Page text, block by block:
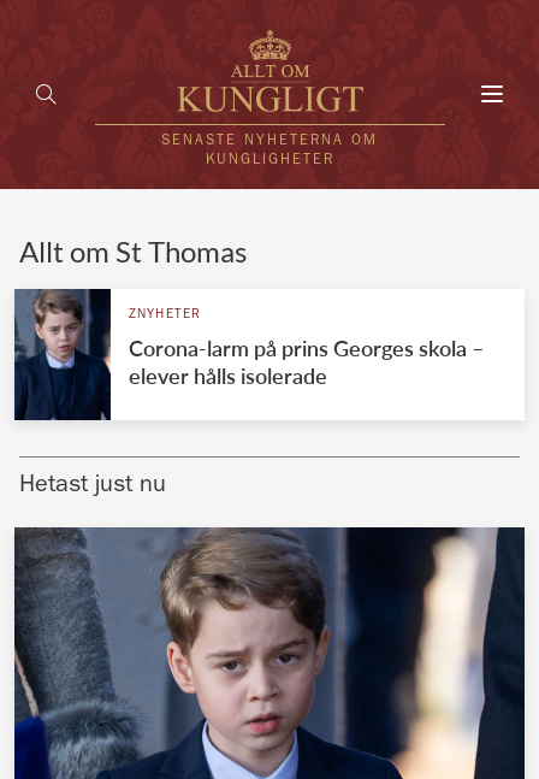
SENASTE NYHETERNA OM
KUNGLIGHETER
UTLÄNDSKT
VÄRLDENS KUNGAHUS
Brittiska kungahuset
Norska kungahuset
Danska kungahuset
Spanska kungahuset
Nederländska kungahuset
Belgiska kungahuset
Allt om St Thomas
ZNYHETER
Corona-larm på prins Georges skola –
elever hålls isolerade
Hetast just nu